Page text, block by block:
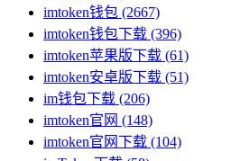
imtoken钱包 (2667)
imtoken钱包下载 (396)
imtoken苹果版下载 (61)
imtoken安卓版下载 (51)
im钱包下载 (206)
imtoken官网 (148)
imtoken官网下载 (104)